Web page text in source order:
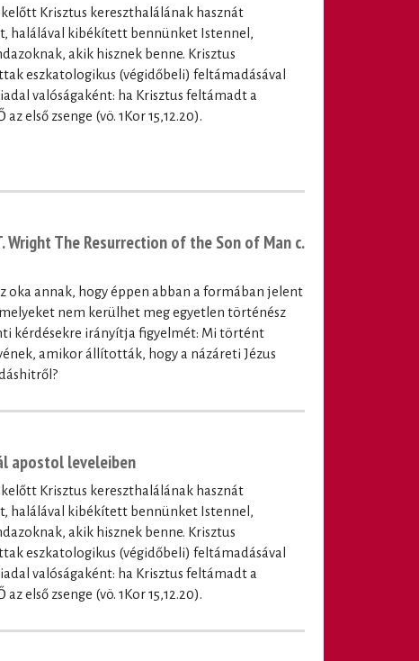
Krisztus kereszthalálának hasznát
halálával kibékített bennünket Istennel,
akik hisznek benne. Krisztus
eszkatologikus (végidőbeli) feltámadásával
valóságaként: ha Krisztus feltámadt a
első zsenge (vö. 1Kor 15,12.20).
The Resurrection of the Son of Man c.
oka annak, hogy éppen abban a formában jelent
nem kerülhet meg egyetlen történész
kérdésekre irányítja figyelmét: Mi történt
amikor állították, hogy a názáreti Jézus
apostol leveleiben
Krisztus kereszthalálának hasznát
halálával kibékített bennünket Istennel,
akik hisznek benne. Krisztus
eszkatologikus (végidőbeli) feltámadásával
valóságaként: ha Krisztus feltámadt a
első zsenge (vö. 1Kor 15,12.20).